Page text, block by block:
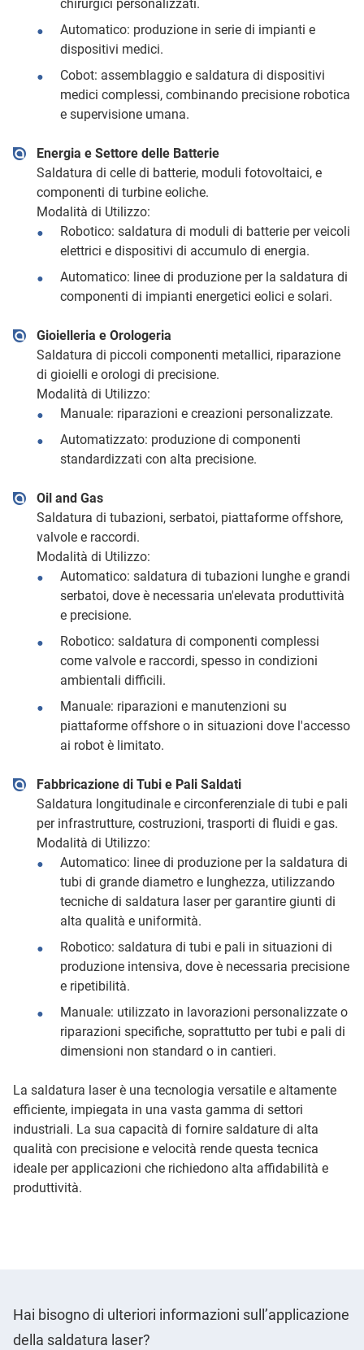
chirurgici personalizzati.
Automatico: produzione in serie di impianti e
dispositivi medici.
Cobot: assemblaggio e saldatura di dispositivi
medici complessi, combinando precisione robotica
e supervisione umana.
Energia e Settore delle Batterie
Saldatura di celle di batterie, moduli fotovoltaici, e
componenti di turbine eoliche.
Modalità di Utilizzo:
Robotico: saldatura di moduli di batterie per veicoli
elettrici e dispositivi di accumulo di energia.
Automatico: linee di produzione per la saldatura di
componenti di impianti energetici eolici e solari.
Gioielleria e Orologeria
Saldatura di piccoli componenti metallici, riparazione
di gioielli e orologi di precisione.
Modalità di Utilizzo:
Manuale: riparazioni e creazioni personalizzate.
Automatizzato: produzione di componenti
standardizzati con alta precisione.
Oil and Gas
Saldatura di tubazioni, serbatoi, piattaforme offshore,
valvole e raccordi.
Modalità di Utilizzo:
Automatico: saldatura di tubazioni lunghe e grandi
serbatoi, dove è necessaria un'elevata produttività
e precisione.
Robotico: saldatura di componenti complessi
come valvole e raccordi, spesso in condizioni
ambientali difficili.
Manuale: riparazioni e manutenzioni su
piattaforme offshore o in situazioni dove l'accesso
ai robot è limitato.
Fabbricazione di Tubi e Pali Saldati
Saldatura longitudinale e circonferenziale di tubi e pali
per infrastrutture, costruzioni, trasporti di fluidi e gas.
Modalità di Utilizzo:
Automatico: linee di produzione per la saldatura di
tubi di grande diametro e lunghezza, utilizzando
tecniche di saldatura laser per garantire giunti di
alta qualità e uniformità.
Robotico: saldatura di tubi e pali in situazioni di
produzione intensiva, dove è necessaria precisione
e ripetibilità.
Manuale: utilizzato in lavorazioni personalizzate o
riparazioni specifiche, soprattutto per tubi e pali di
dimensioni non standard o in cantieri.
La saldatura laser è una tecnologia versatile e altamente
efficiente, impiegata in una vasta gamma di settori
industriali. La sua capacità di fornire saldature di alta
qualità con precisione e velocità rende questa tecnica
ideale per applicazioni che richiedono alta affidabilità e
produttività.
Hai bisogno di ulteriori informazioni sull’applicazione
della saldatura laser?